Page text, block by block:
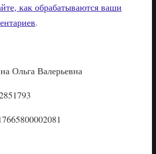
как обрабатываются ваши
.
Ольга Валерьевна